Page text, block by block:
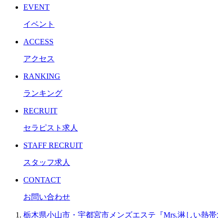
EVENT
イベント
ACCESS
アクセス
RANKING
ランキング
RECRUIT
セラピスト求人
STAFF RECRUIT
スタッフ求人
CONTACT
お問い合わせ
栃木県小山市・宇都宮市メンズエステ『Mrs.淋しい熱